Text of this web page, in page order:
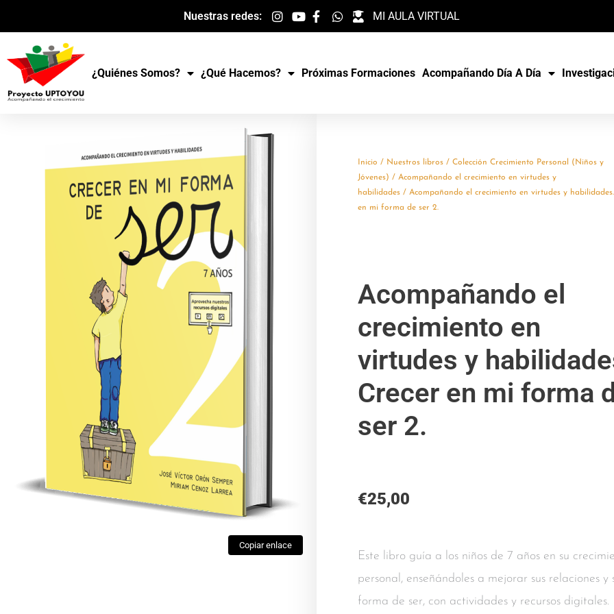
al
contenido
Nuestras redes: MI AULA VIRTUAL
¿Quiénes Somos? ¿Qué Hacemos? Próximas Formaciones Acompañando Día A Día
Copiar enlace
Inicio / Nuestros libros / Colección Crecimiento Personal (Niños y
Jóvenes) / Acompañando el crecimiento en virtudes y
habilidades / Acompañando el crecimiento en virtudes y
en mi forma de ser 2.
Acompañando el
crecimiento en
virtudes y
Crecer en mi forma
ser 2.
€25,00
Este libro guía a los niños de 7 años en su
personal, enseñándoles a mejorar sus relaciones y
forma de ser, con actividades y recursos digitales.